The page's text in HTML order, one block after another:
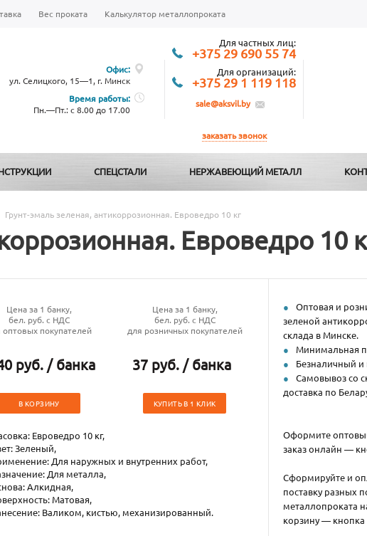
Вес проката Калькулятор металлопроката
Офис:
ул. Селицкого, 15—1, г. Минск
Время работы:
Пн.—Пт.: с 8.00 до 17.00
Для частных лиц:
+375 29 690 55 74
Для организаций:
+375 29 1 119 118
sale@aksvil.by
заказать звонок
СПЕЦСТАЛИ НЕРЖАВЕЮЩИЙ МЕТАЛЛ
Грунт-эмаль зеленая, антикоррозионная. Евроведро 10 кг
Евроведро 10
Цена за 1 банку,
бел. руб. с НДС
оптовых покупателей
руб. / банка
Цена за 1 банку,
бел. руб. с НДС
для розничных покупателей
37 руб. / банка
В КОРЗИНУ КУПИТЬ В 1 КЛИК
Евроведро 10 кг,
Зеленый,
Для наружных и внутренних работ,
Для металла,
Алкидная,
Матовая,
Валиком, кистью, механизированный.
Оптовая и
зеленой
склада в Минске.
Минимальная
Безналичный и
Самовывоз со
доставка по
Оформите
заказ онлайн —
Сформируйте и
поставку разных
металлопроката
корзину — кнопка